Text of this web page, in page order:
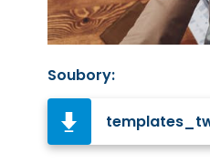
Soubory: